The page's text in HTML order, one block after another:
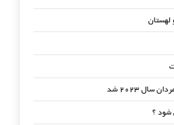
لهستان
۲۰۲۳ شد
شود ؟